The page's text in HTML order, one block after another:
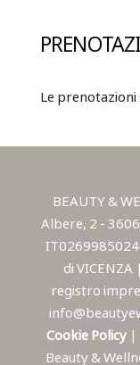
Le prenotazioni
BEAUTY &
Albere, 2 -
di
registro
Cookie Policy |
Beauty &